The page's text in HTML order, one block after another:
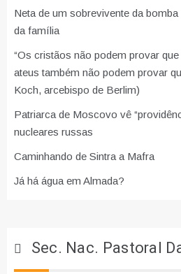
Neta de um sobrevivente da
da família
“Os cristãos não podem provar
ateus também não podem provar
Koch, arcebispo de Berlim)
Patriarca de Moscovo vê
nucleares russas
Caminhando de Sintra a Mafra
Já há água em Almada?
Sec. Nac. Pastoral